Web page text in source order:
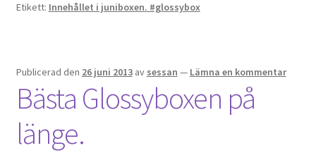
Etikett: Innehållet i juniboxen. #glossybox
Publicerad den 26 juni 2013 av sessan — Lämna en kommentar
Bästa Glossyboxen på
länge.